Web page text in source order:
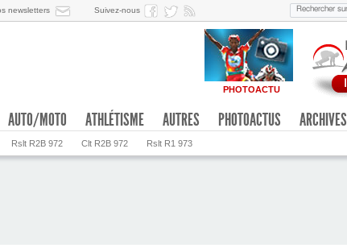
newsletters Suivez-nous
PHOTOACTU
Rslt R2B 972 Clt R2B 972 Rslt R1 973
AUTO/MOTO ATHLÉTISME AUTRES PHOTOACTUS ARCHIVES